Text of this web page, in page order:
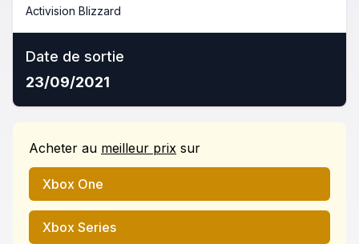
Activision Blizzard
Date de sortie
23/09/2021
Acheter au meilleur prix sur
Xbox One
Xbox Series